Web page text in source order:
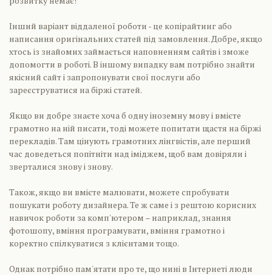
Інший варіант віддаленої роботи - це копірайтинг або
написання оригінальних статей під замовлення. Добре, якщо
хтось із знайомих займається наповненням сайтів і зможе
допомогти в роботі. В іншому випадку вам потрібно знайти
якісний сайт і запропонувати свої послуги або
зареєструватися на біржі статей.
Якщо ви добре знаєте хоча б одну іноземну мову і вмієте
грамотно на ній писати, тоді можете попитати щастя на біржі
перекладів. Там цінують грамотних лінгвістів, але перший
час доведеться попітніти над іміджем, щоб вам довіряли і
зверталися знову і знову.
Також, якщо ви вмієте малювати, можете спробувати
пошукати роботу дизайнера. Те ж саме і з рештою корисних
навичок роботи за комп'ютером – наприклад, знання
фотошопу, вміння програмувати, вміння грамотно і
коректно спілкуватися з клієнтами тощо.
Однак потрібно пам'ятати про те, що нині в Інтернеті люди